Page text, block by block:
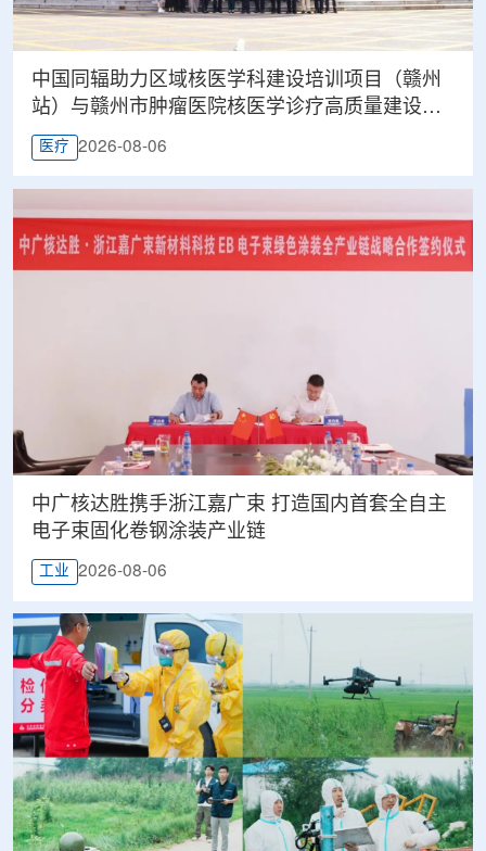
中国同辐助力区域核医学科建设培训项目（赣州
站）与赣州市肿瘤医院核医学诊疗高质量建设项
目同步启动
医疗 2026-08-06
中广核达胜携手浙江嘉广束 打造国内首套全自主
电子束固化卷钢涂装产业链
工业 2026-08-06